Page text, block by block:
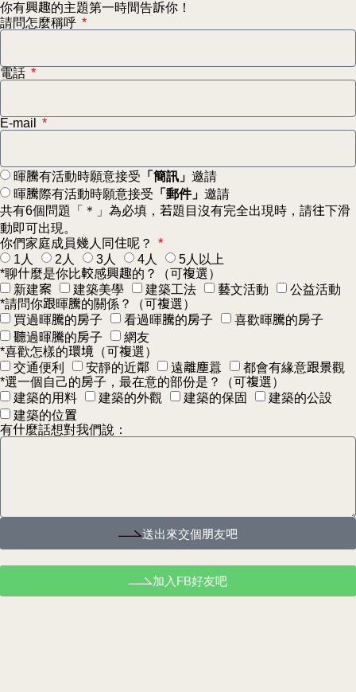
你有興趣的主題第一時間告訴你！
請問怎麼稱呼
電話
E-mail
暉騰有活動時願意接受 「簡訊」 邀請
暉騰際有活動時願意接受 「郵件」 邀請
共有6個問題「＊」為必填，若題目沒有完全出現時，請往下滑
動即可出現。
你們家庭成員幾人同住呢？
1人
2人 3人 4人
5人以上
*聊什麼是你比較感興趣的？（可複選）
新建案
建築美學 建築工法 藝文活動
公益活動
*請問你跟暉騰的關係？（可複選）
買過暉騰的房子
看過暉騰的房子
喜歡暉騰的房子
聽過暉騰的房子
網友
*喜歡怎樣的環境（可複選）
交通便利
安靜的近鄰 遠離塵囂
都會有緣意跟景觀
*選一個自己的房子，最在意的部份是？（可複選）
建築的用料
建築的外觀 建築的保固
建築的公設
建築的位置
有什麼話想對我們說：
送出來交個朋友吧
加入FB好友吧